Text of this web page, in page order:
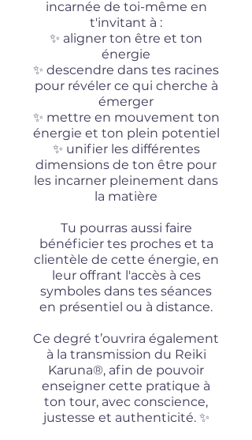
incarnée de toi-même en
t'invitant à :
✨ aligner ton être et ton
énergie
✨ descendre dans tes racines
pour révéler ce qui cherche à
émerger
✨ mettre en mouvement ton
énergie et ton plein potentiel
✨ unifier les différentes
dimensions de ton être pour
les incarner pleinement dans
la matière
Tu pourras aussi faire
bénéficier tes proches et ta
clientèle de cette énergie, en
leur offrant l'accès à ces
symboles dans tes séances
en présentiel ou à distance.
Ce degré t’ouvrira également
à la transmission du Reiki
Karuna®, afin de pouvoir
enseigner cette pratique à
ton tour, avec conscience,
justesse et authenticité. ✨